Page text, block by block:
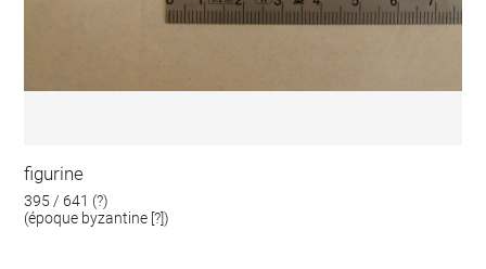
figurine
395 / 641 (?)
(époque byzantine [?])